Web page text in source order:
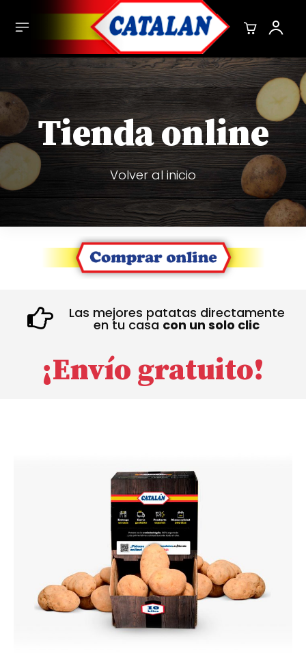
Tienda online
Volver al inicio
Las mejores patatas directamente
en tu casa con un solo clic
¡Envío gratuito!